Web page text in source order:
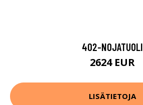
402-NOJATUOLI
2624 EUR
LISÄTIETOJA